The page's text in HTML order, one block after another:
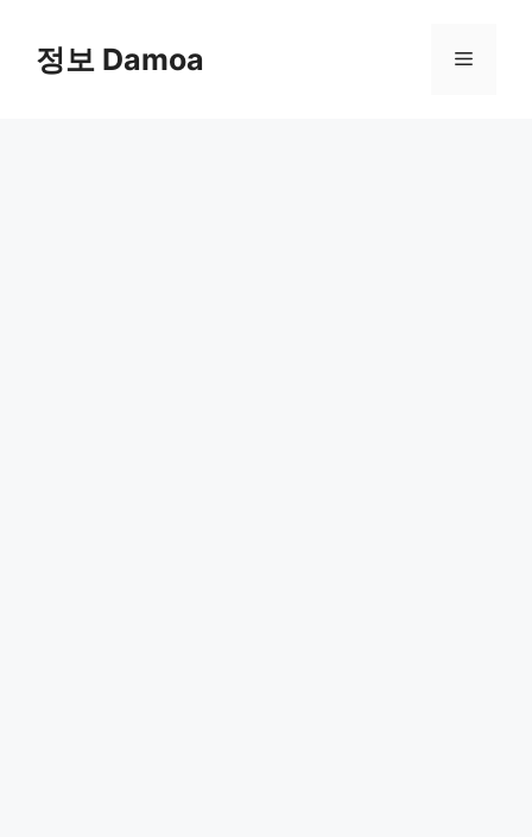
content정보 Damoa Menu